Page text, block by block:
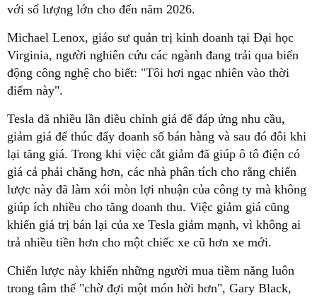
với số lượng lớn cho đến năm 2026.
Michael Lenox, giáo sư quản trị kinh doanh tại Đại học
Virginia, người nghiên cứu các ngành đang trải qua biến
động công nghệ cho biết: "Tôi hơi ngạc nhiên vào thời
điểm này".
Tesla đã nhiều lần điều chỉnh giá để đáp ứng nhu cầu,
giảm giá để thúc đẩy doanh số bán hàng và sau đó đôi khi
lại tăng giá. Trong khi việc cắt giảm đã giúp ô tô điện có
giá cả phải chăng hơn, các nhà phân tích cho rằng chiến
lược này đã làm xói mòn lợi nhuận của công ty mà không
giúp ích nhiều cho tăng doanh thu. Việc giảm giá cũng
khiến giá trị bán lại của xe Tesla giảm mạnh, vì không ai
trả nhiều tiền hơn cho một chiếc xe cũ hơn xe mới.
Chiến lược này khiến những người mua tiềm năng luôn
trong tâm thế "chờ đợi một món hời hơn", Gary Black,